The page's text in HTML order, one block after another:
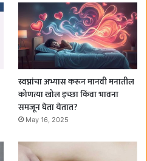
स्वप्नांचा अभ्यास करून मानवी मनातील
कोणत्या खोल इच्छा किंवा भावना
समजून घेता येतात?
May 16, 2025